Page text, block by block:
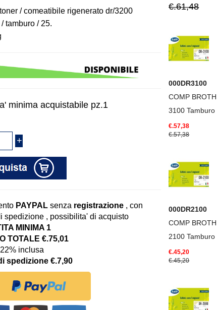
/ comeatibile rigenerato dr/3200
tamburo / 25.
minima acquistabile pz.1
PAYPAL senza registrazione , con
spedizione , possibilita' di acquisto
MINIMA 1
TOTALE €.75,01
inclusa
spedizione €.7,90
€.61,48
000DR3100
COMP
3100 Tamburo
€.57,38
€.57,38
000DR2100
COMP
2100 Tamburo
€.45,20
€.45,20